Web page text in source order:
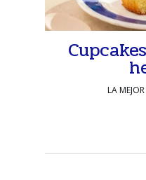
LA